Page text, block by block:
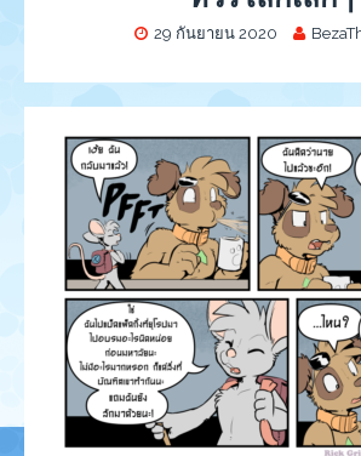
29 กันยายน 2020